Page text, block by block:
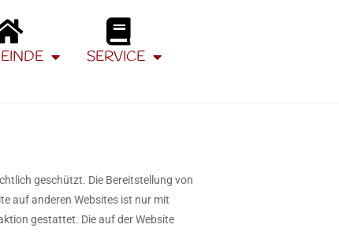
SERVICE
geschützt. Die Bereitstellung von
auf anderen Websites ist nur mit
gestattet. Die auf der Website